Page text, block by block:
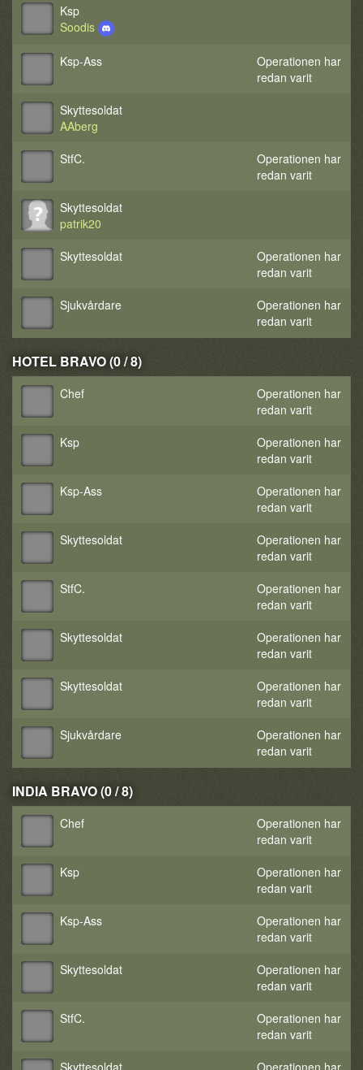
Ksp
Soodis
Ksp-Ass
Operationen har
redan varit
Skyttesoldat
AAberg
StfC.
Operationen har
redan varit
Skyttesoldat
patrik20
Skyttesoldat
Operationen har
redan varit
Sjukvårdare
Operationen har
redan varit
HOTEL BRAVO (0 / 8)
Chef
Operationen har
redan varit
Ksp
Operationen har
redan varit
Ksp-Ass
Operationen har
redan varit
Skyttesoldat
Operationen har
redan varit
StfC.
Operationen har
redan varit
Skyttesoldat
Operationen har
redan varit
Skyttesoldat
Operationen har
redan varit
Sjukvårdare
Operationen har
redan varit
INDIA BRAVO (0 / 8)
Chef
Operationen har
redan varit
Ksp
Operationen har
redan varit
Ksp-Ass
Operationen har
redan varit
Skyttesoldat
Operationen har
redan varit
StfC.
Operationen har
redan varit
Skyttesoldat
Operationen har